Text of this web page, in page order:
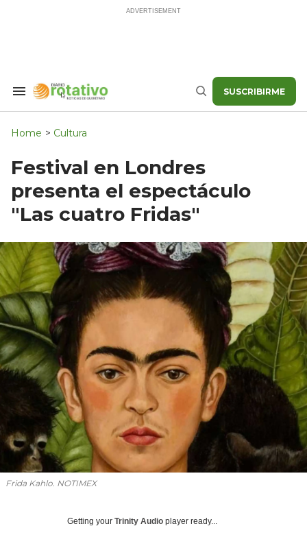
Search
Navigation
Buscar SUSCRIBIRME
Home > Cultura
Festival en Londres
presenta el espectáculo
"Las cuatro Fridas"
Frida Kahlo. NOTIMEX
Getting your Trinity Audio player ready...